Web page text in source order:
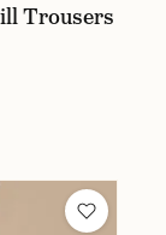
Trousers